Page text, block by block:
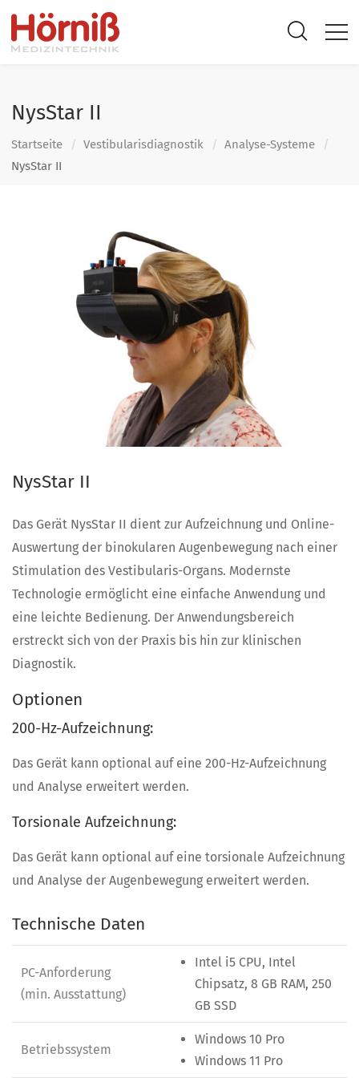
NysStar II
Startseite Vestibularis­diagnostik
Analyse-Systeme
NysStar II
NysStar II
Das Gerät NysStar II dient zur Aufzeichnung und Online-
Auswertung der binokularen Augenbewegung nach einer
Stimulation des Vestibularis-Organs. Modernste
Technologie ermöglicht eine einfache Anwendung und
eine leichte Bedienung. Der Anwendungsbereich
erstreckt sich von der Praxis bis hin zur klinischen
Diagnostik.
Optionen
200-Hz-Aufzeichnung:
Das Gerät kann optional auf eine 200-Hz-Aufzeichnung
und Analyse erweitert werden.
Torsionale Aufzeichnung:
Das Gerät kann optional auf eine torsionale Aufzeichnung
und Analyse der Augenbewegung erweitert werden.
Technische Daten
PC-Anforderung
(min. Ausstattung)
Intel i5 CPU, Intel
Chipsatz, 8 GB RAM, 250
GB SSD
Betriebssystem
Windows 10 Pro
Windows 11 Pro